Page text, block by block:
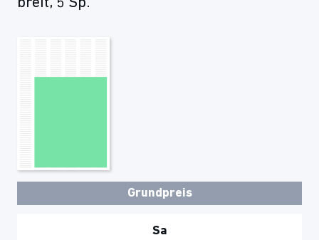
Grundpreis
Sa